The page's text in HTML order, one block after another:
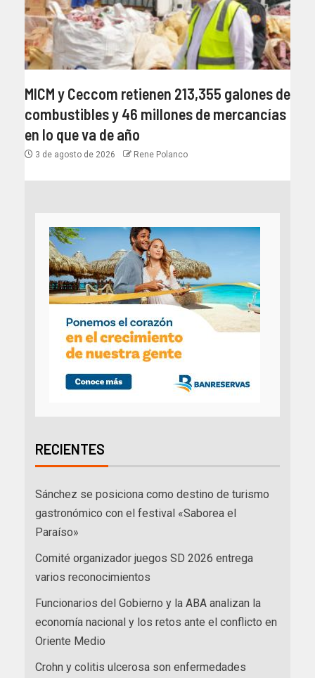
MICM y Ceccom retienen 213,355 galones de
combustibles y 46 millones de mercancías
en lo que va de año
3 de agosto de 2026 Rene Polanco
RECIENTES
Sánchez se posiciona como destino de turismo
gastronómico con el festival «Saborea el
Paraíso»
Comité organizador juegos SD 2026 entrega
varios reconocimientos
Funcionarios del Gobierno y la ABA analizan la
economía nacional y los retos ante el conflicto en
Oriente Medio
Crohn y colitis ulcerosa son enfermedades